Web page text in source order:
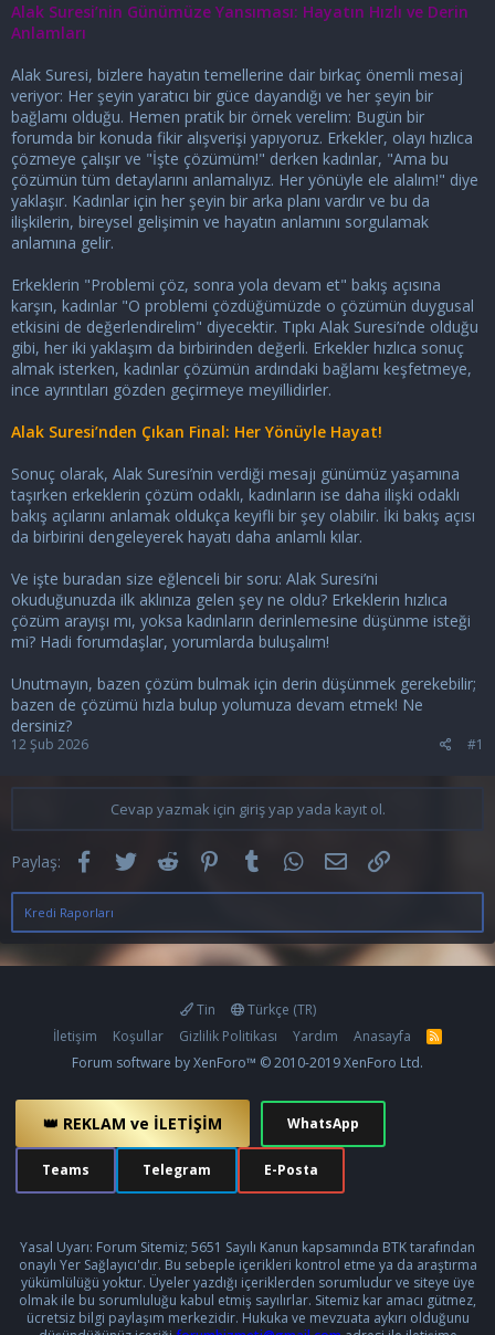
Alak Suresi’nin Günümüze Yansıması: Hayatın Hızlı ve Derin
Anlamları
Alak Suresi, bizlere hayatın temellerine dair birkaç önemli mesaj
veriyor: Her şeyin yaratıcı bir güce dayandığı ve her şeyin bir
bağlamı olduğu. Hemen pratik bir örnek verelim: Bugün bir
forumda bir konuda fikir alışverişi yapıyoruz. Erkekler, olayı hızlıca
çözmeye çalışır ve "İşte çözümüm!" derken kadınlar, "Ama bu
çözümün tüm detaylarını anlamalıyız. Her yönüyle ele alalım!" diye
yaklaşır. Kadınlar için her şeyin bir arka planı vardır ve bu da
ilişkilerin, bireysel gelişimin ve hayatın anlamını sorgulamak
anlamına gelir.
Erkeklerin "Problemi çöz, sonra yola devam et" bakış açısına
karşın, kadınlar "O problemi çözdüğümüzde o çözümün duygusal
etkisini de değerlendirelim" diyecektir. Tıpkı Alak Suresi’nde olduğu
gibi, her iki yaklaşım da birbirinden değerli. Erkekler hızlıca sonuç
almak isterken, kadınlar çözümün ardındaki bağlamı keşfetmeye,
ince ayrıntıları gözden geçirmeye meyillidirler.
Alak Suresi’nden Çıkan Final: Her Yönüyle Hayat!
Sonuç olarak, Alak Suresi’nin verdiği mesajı günümüz yaşamına
taşırken erkeklerin çözüm odaklı, kadınların ise daha ilişki odaklı
bakış açılarını anlamak oldukça keyifli bir şey olabilir. İki bakış açısı
da birbirini dengeleyerek hayatı daha anlamlı kılar.
Ve işte buradan size eğlenceli bir soru: Alak Suresi’ni
okuduğunuzda ilk aklınıza gelen şey ne oldu? Erkeklerin hızlıca
çözüm arayışı mı, yoksa kadınların derinlemesine düşünme isteği
mi? Hadi forumdaşlar, yorumlarda buluşalım!
Unutmayın, bazen çözüm bulmak için derin düşünmek gerekebilir;
bazen de çözümü hızla bulup yolumuza devam etmek! Ne
dersiniz?
12 Şub 2026 #1
Cevap yazmak için giriş yap yada kayıt ol.
Paylaş: Facebook
TwitterReddit PinterestTumblrWhatsApp
E-postaLink
Kredi Raporları
Tin
Türkçe (TR)
İletişim
Koşullar Gizlilik Politikası Yardım Anasayfa
R
Forum software by XenForo™ © 2010-2019 XenForo Ltd.
👑 REKLAM ve İLETİŞİM WhatsApp
Teams Telegram E-Posta
Yasal Uyarı: Forum Sitemiz; 5651 Sayılı Kanun kapsamında BTK tarafından
onaylı Yer Sağlayıcı'dır. Bu sebeple içerikleri kontrol etme ya da araştırma
yükümlülüğü yoktur. Üyeler yazdığı içeriklerden sorumludur ve siteye üye
olmak ile bu sorumluluğu kabul etmiş sayılırlar. Sitemiz kar amacı gütmez,
ücretsiz bilgi paylaşım merkezidir. Hukuka ve mevzuata aykırı olduğunu